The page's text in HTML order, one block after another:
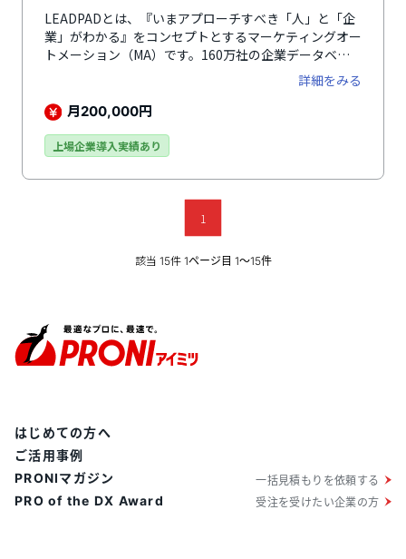
LEADPADとは、『いまアプローチすべき「人」と「企
業」がわかる』をコンセプトとするマーケティングオー
トメーション（MA）です。160万社の企業データベー
スを軸に、見込み顧客に合ったアプローチを最大化し、
営業活動において重要なファクターである「商談獲得の
最大化」を支援できるセールスエンゲージメントプラッ
た見込み顧客データに企業情報を付与することで、業種
ーゲットセグメントを作成し、アプローチを自動化でき
ます。Webトラッキング・インテントデータを活用した
購買シグナル検知により、見込み度の高い「人」と「企
業」を抽出し、アプローチを実行できるのが魅力のひと
つ。電話やメール、アプローチメモなどの活動ログを
詳細をみる
月200,000円
上場企業導入実績あり
1
該当 15件 1ページ目 1〜15件
はじめての方へ
ご活用事例
PRONIマガジン
PRO of the DX Award
一括見積もりを依頼する
受注を受けたい企業の方